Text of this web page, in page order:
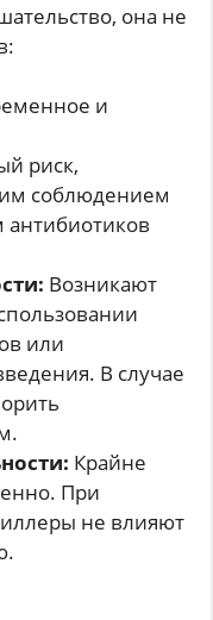
она не
и
риск,
соблюдением
Возникают
или
В случае
Крайне
При
не влияют